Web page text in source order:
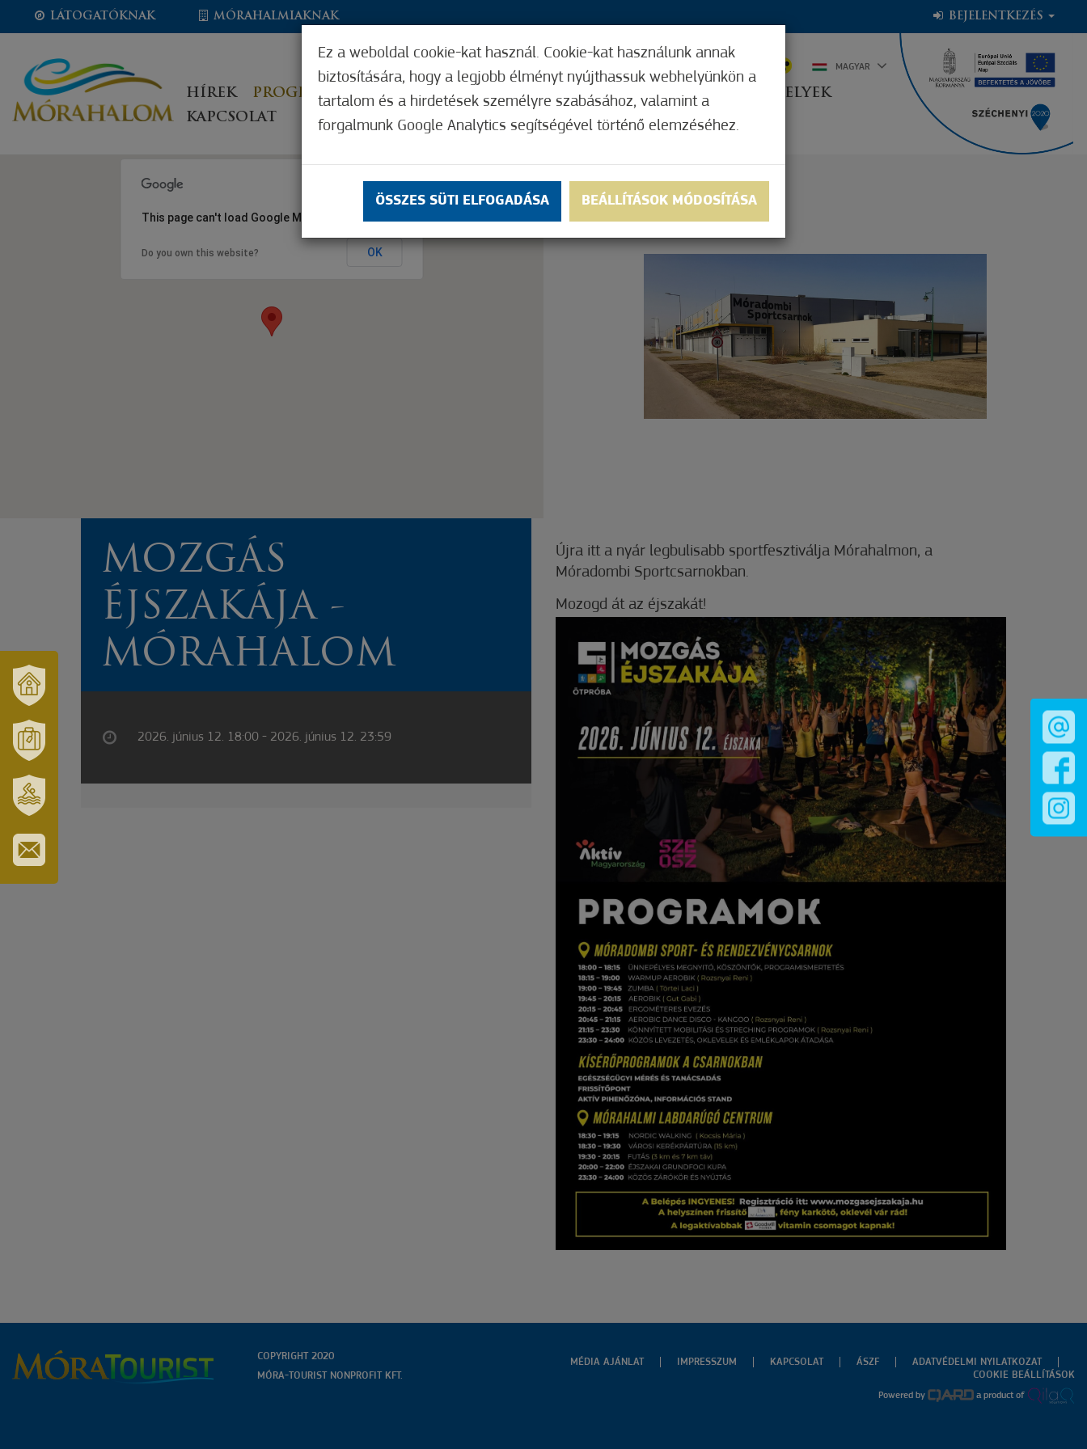
ÉS
TÉRSÉGÜNK
TURISZTIKA
ERZSÉBET
GYÓGYFÜRDŐ
IRATKOZZON
LÁTOGATÓKNAK MÓRAHALMIAKNAK BEJELENTKEZÉS
HÍREK PROGRAMOK ÍGY MŰKÖDIK HASZNOS FUNKCIÓK
ELFOGADÓHELYEK
KAPCSOLAT
MAGYAR
This page can't load Google Maps correctly.
Do you own this website? OK
Nem értékelt
MOZGÁS
ÉJSZAKÁJA -
MÓRAHALOM
2026. június 12. 18:00 - 2026. június 12. 23:59
Újra itt a nyár legbulisabb sportfesztiválja Mórahalmon, a
Móradombi Sportcsarnokban.
Mozogd át az éjszakát!
Ez a weboldal cookie-kat használ. Cookie-kat használunk annak
biztosítására, hogy a legjobb élményt nyújthassuk webhelyünkön a
tartalom és a hirdetések személyre szabásához, valamint a
forgalmunk Google Analytics segítségével történő elemzéséhez.
ÖSSZES SÜTI ELFOGADÁSA BEÁLLÍTÁSOK MÓDOSÍTÁSA
COPYRIGHT 2020
MÓRA-TOURIST NONPROFIT KFT.
MÉDIA AJÁNLAT IMPRESSZUM KAPCSOLAT ÁSZF
ADATVÉDELMI NYILATKOZAT
COOKIE BEÁLLÍTÁSOK
Powered by a product of